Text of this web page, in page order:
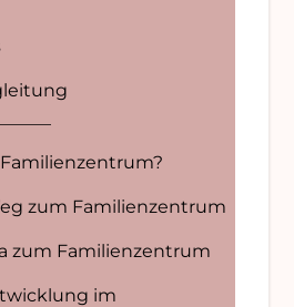
zum Familienzentrum
zum Familienzentrum
im